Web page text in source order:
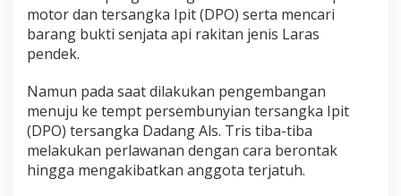
motor dan tersangka Ipit (DPO) serta mencari
barang bukti senjata api rakitan jenis Laras
pendek.
Namun pada saat dilakukan pengembangan
menuju ke tempt persembunyian tersangka Ipit
(DPO) tersangka Dadang Als. Tris tiba-tiba
melakukan perlawanan dengan cara berontak
hingga mengakibatkan anggota terjatuh.